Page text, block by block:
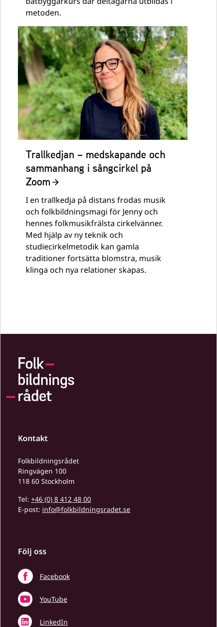
metoden.
Trallkedjan – medskapande och
sammanhang i sångcirkel på
Zoom
I en trallkedja på distans frodas musik
och folkbildningsmagi för Jenny och
hennes folkmusikfrälsta cirkelvänner.
Med hjälp av ny teknik och
studiecirkelmetodik kan gamla
traditioner fortsätta blomstra, musik
klinga och nya relationer skapas.
Kontakt
Folkbildningsrådet
Ringvägen 100
118 60 Stockholm
Tel: +46 (0) 8 412 48 00
E-post: info@folkbildningsradet.se
Följ oss
Facebook
YouTube
LinkedIn